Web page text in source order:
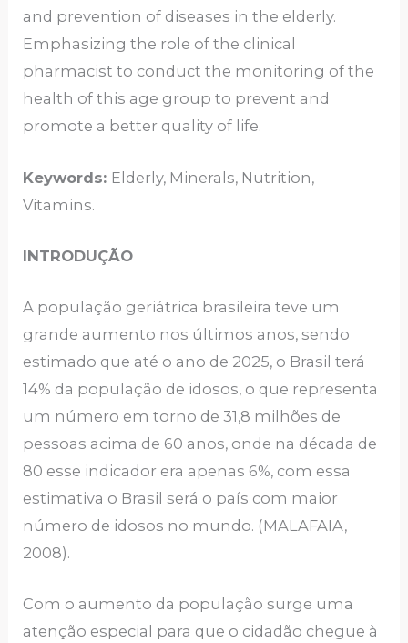
and prevention of diseases in the elderly.
Emphasizing the role of the clinical
pharmacist to conduct the monitoring of the
health of this age group to prevent and
promote a better quality of life.
Keywords: Elderly, Minerals, Nutrition,
Vitamins.
INTRODUÇÃO
A população geriátrica brasileira teve um
grande aumento nos últimos anos, sendo
estimado que até o ano de 2025, o Brasil terá
14% da população de idosos, o que representa
um número em torno de 31,8 milhões de
pessoas acima de 60 anos, onde na década de
80 esse indicador era apenas 6%, com essa
estimativa o Brasil será o país com maior
número de idosos no mundo. (MALAFAIA,
2008).
Com o aumento da população surge uma
atenção especial para que o cidadão chegue à